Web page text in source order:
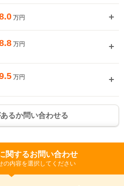
万円
万円
万円
るか問い合わせる
関するお問い合わせ
の内容を選択してください